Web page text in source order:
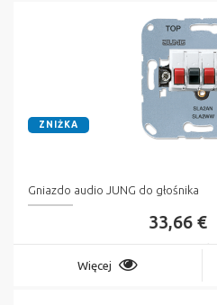
ZNIŻKA
Gniazdo audio JUNG do głośnika
33,66 €
Więcej